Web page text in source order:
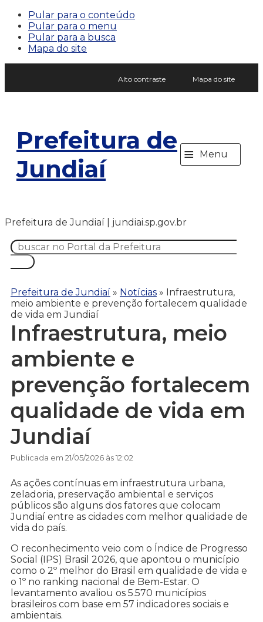
Pular para o conteúdo
Pular para o menu
Pular para a busca
Mapa do site
Alto contraste Mapa do site
Prefeitura de
Jundiaí
≡ Menu
Prefeitura de Jundiaí | jundiai.sp.gov.br
Prefeitura de Jundiaí » Notícias » Infraestrutura,
meio ambiente e prevenção fortalecem qualidade
de vida em Jundiaí
Infraestrutura, meio
ambiente e
prevenção fortalecem
qualidade de vida em
Jundiaí
Publicada em 21/05/2026 às 12:02
As ações contínuas em infraestrutura urbana,
zeladoria, preservação ambiental e serviços
públicos são alguns dos fatores que colocam
Jundiaí entre as cidades com melhor qualidade de
vida do país.
O reconhecimento veio com o Índice de Progresso
Social (IPS) Brasil 2026, que apontou o município
como o 2º melhor do Brasil em qualidade de vida e
o 1º no ranking nacional de Bem-Estar. O
levantamento avaliou os 5.570 municípios
brasileiros com base em 57 indicadores sociais e
ambientais.